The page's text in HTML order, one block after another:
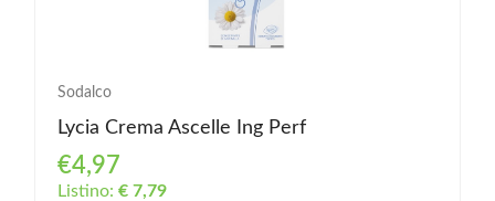
Sodalco
Lycia Crema Ascelle Ing Perf
€4,97
Listino: € 7,79